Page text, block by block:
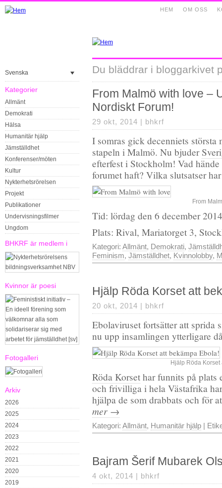
OM OSS
HEM
Svenska
Kategorier
Allmänt
Demokrati
Hälsa
Humanitär hjälp
Jämställdhet
Konferenser/möten
Kultur
Nykterhetsrörelsen
Projekt
Publikationer
Undervisningsfilmer
Ungdom
BHKRF är medlem i
Kvinnor är poesi
Fotogalleri
Arkiv
2026
2025
2024
2023
2022
2021
2020
2019
Du bläddrar i bloggarkivet
From Malmö with love –
Nordiskt Forum!
29 okt, 2014 | bhkrf
I somras gick decenniets
stapeln i Malmö. Nu bjuder
efterfest i Stockholm! Vad
forumet haft? Vilka slutsatser
From
Tid: lördag den 6 december
Plats: Rival, Mariatorget 3,
Kategori: Allmänt, Demokrati,
Feminism, Jämställdhet, Kvinnolobby,
Hjälp Röda Korset att
20 okt, 2014 | bhkrf
Ebolaviruset fortsätter att sprida
nu upp insamlingen ytterligare
Hjälp Röda
Röda Korset har funnits på plats
och frivilliga i hela Västafrika
hjälpa de som drabbats och för
mer →
Kategori: Allmänt, Humanitär hjälp |
Bajram Šerif Mubarek
4 okt, 2014 | bhkrf